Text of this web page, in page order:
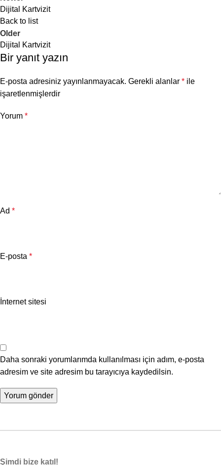
dijital kartvizitlerin kullanılması
beklenmektedir.
Dijital Kartvizit
Back to list
Older
Dijital Kartvizit
Bir yanıt yazın
E-posta adresiniz yayınlanmayacak. Gerekli alanlar * ile
işaretlenmişlerdir
Yorum *
Ad *
E-posta *
İnternet sitesi
Daha sonraki yorumlarımda kullanılması için adım, e-posta
adresim ve site adresim bu tarayıcıya kaydedilsin.
Şimdi bize katıl!